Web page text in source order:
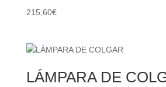
215,60€
LÁMPARA DE